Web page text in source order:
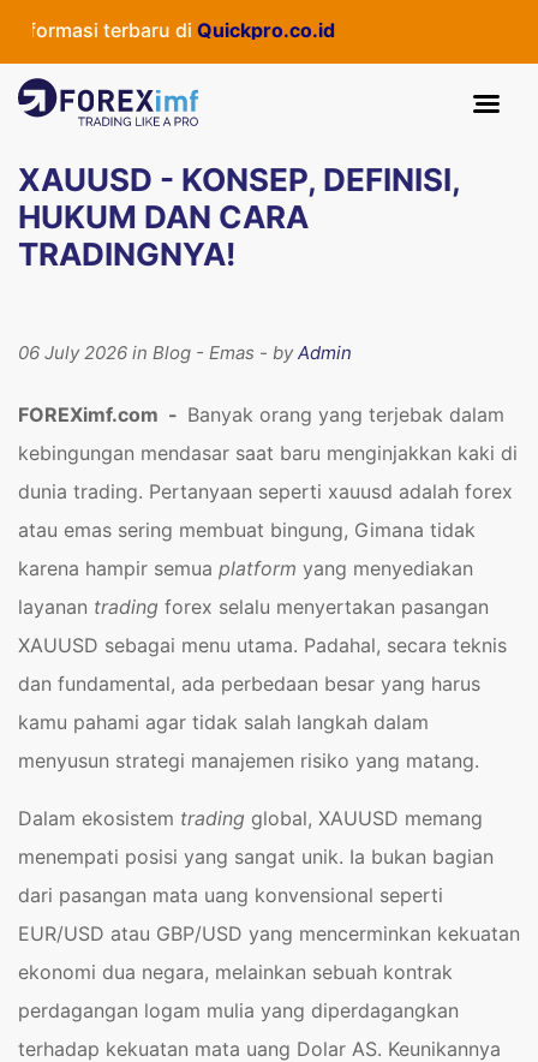
terbaru diQuickpro.co.id
XAUUSD - KONSEP, DEFINISI,
HUKUM DAN CARA
TRADINGNYA!
06 July 2026 in Blog - Emas - byAdmin
FOREXimf.com - Banyak orang yang terjebak dalam
kebingungan mendasar saat baru menginjakkan kaki di
dunia trading. Pertanyaan seperti xauusd adalah forex
atau emas sering membuat bingung, Gimana tidak
karena hampir semua platform yang menyediakan
layanan trading forex selalu menyertakan pasangan
XAUUSD sebagai menu utama. Padahal, secara teknis
dan fundamental, ada perbedaan besar yang harus
kamu pahami agar tidak salah langkah dalam
menyusun strategi manajemen risiko yang matang.
Dalam ekosistem trading global, XAUUSD memang
menempati posisi yang sangat unik. Ia bukan bagian
dari pasangan mata uang konvensional seperti
EUR/USD atau GBP/USD yang mencerminkan kekuatan
ekonomi dua negara, melainkan sebuah kontrak
perdagangan logam mulia yang diperdagangkan
terhadap kekuatan mata uang Dolar AS. Keunikannya